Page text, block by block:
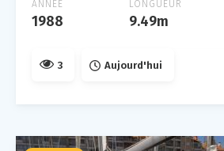
ANNÉE
1988
LONGUEUR
9.49m
3 Aujourd'hui